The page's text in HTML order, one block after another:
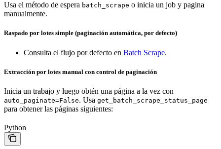
Usa el método de espera batch_scrape o inicia un job y pagina
manualmente.
Raspado por lotes simple (paginación automática, por defecto)
Consulta el flujo por defecto en Batch Scrape.
Extracción por lotes manual con control de paginación
Inicia un trabajo y luego obtén una página a la vez con
auto_paginate=False. Usa get_batch_scrape_status_page
para obtener las páginas siguientes:
Python